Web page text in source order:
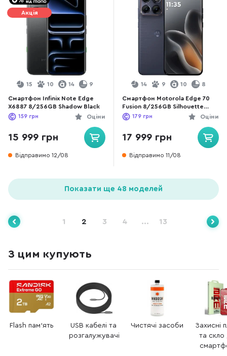
Акція
15 10 14 9
Смартфон Infinix Note Edge
X6887 8/256GB Shadow Black
Оціни
159 грн
15 999 грн
Відправимо 12/08
14 9 10 8
Смартфон Motorola Edge 70
Fusion 8/256GB Silhouette
(PBBD0022RS)
Оціни
179 грн
17 999 грн
Відправимо 11/08
Показати ще 48 моделей
1 2 3 4 ... 13
З цим купують
Flash пам’ять
USB кабелі та
розгалужувачі
Чистячі засоби
Захисні
та